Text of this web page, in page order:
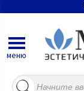
Поиск
товаров
меню